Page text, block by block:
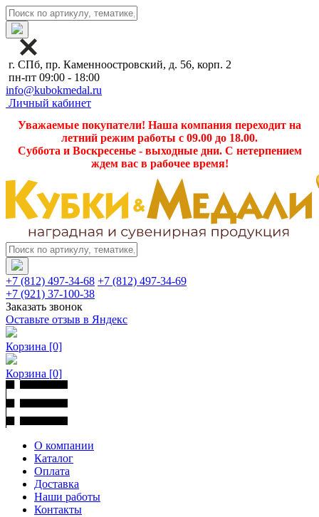
г. СПб, пр. Каменноостровский, д. 56, корп. 2
пн-пт 09:00 - 18:00
info@kubokmedal.ru
Личный кабинет
Уважаемые покупатели! Наша компания переходит на
летний режим работы с 09.00 до 18.00.
Суббота и Воскресенье - выходные дни. С нетерпением
ждем вас в рабочее время!
+7 (812) 497-34-68 +7 (812) 497-34-69
+7 (921) 37-100-38
Заказать звонок
Оставьте отзыв в Яндекс
Корзина [0]
Корзина [0]
О компании
Каталог
Оплата
Доставка
Наши работы
Контакты